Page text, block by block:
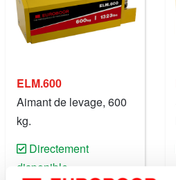
ELM.600
Aimant de levage, 600
kg.
Directement
disponible